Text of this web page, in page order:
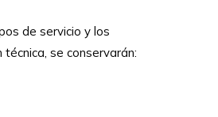
de servicio y los
se conservarán: